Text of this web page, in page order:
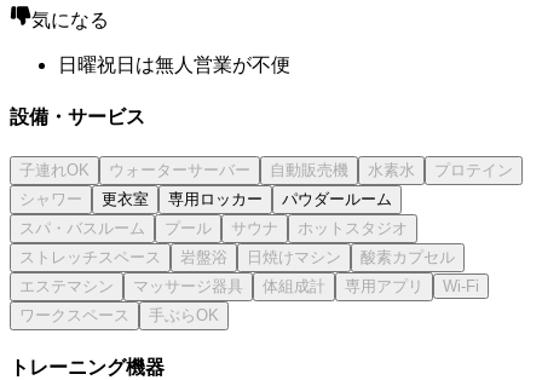
気になる
日曜祝日は無人営業が不便
設備・サービス
更衣室 専用ロッカー パウダールーム
トレーニング機器